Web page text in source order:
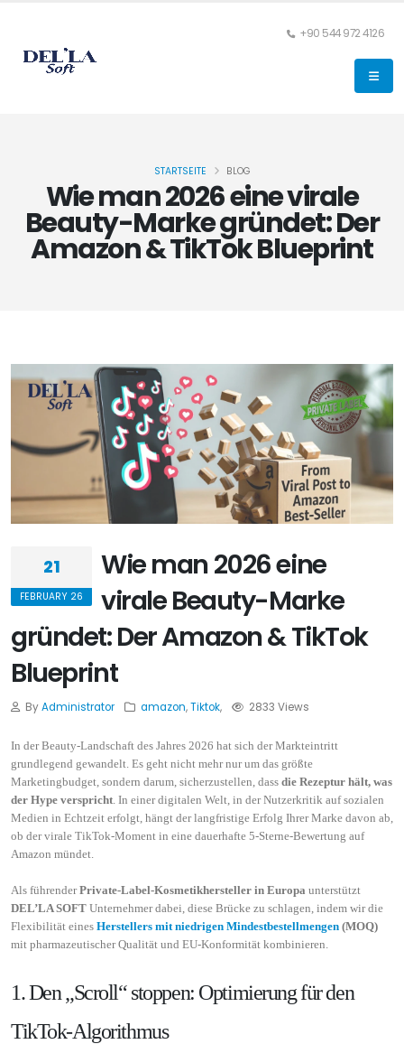
+90 544 972 4126
Wie man 2026 eine virale
Beauty-Marke gründet: Der
Amazon & TikTok Blueprint
STARTSEITE BLOG
21
FEBRUARY 26
Wie man 2026 eine
virale Beauty-Marke
gründet: Der Amazon & TikTok
Blueprint
ByAdministrator amazon,Tiktok, 2833 Views
In der Beauty-Landschaft des Jahres 2026 hat sich der Markteintritt
grundlegend gewandelt. Es geht nicht mehr nur um das größte
Marketingbudget, sondern darum, sicherzustellen, dass die Rezeptur hält, was
der Hype verspricht . In einer digitalen Welt, in der Nutzerkritik auf sozialen
Medien in Echtzeit erfolgt, hängt der langfristige Erfolg Ihrer Marke davon ab,
ob der virale TikTok-Moment in eine dauerhafte 5-Sterne-Bewertung auf
Amazon mündet.
Als führenderPrivate-Label-Kosmetikhersteller in Europa unterstützt
DEL’LA SOFT Unternehmer dabei, diese Brücke zu schlagen, indem wir die
Flexibilität eines Herstellers mit niedrigen Mindestbestellmengen (MOQ)
mit pharmazeutischer Qualität und EU-Konformität kombinieren.
1. Den „Scroll“ stoppen: Optimierung für den
TikTok-Algorithmus